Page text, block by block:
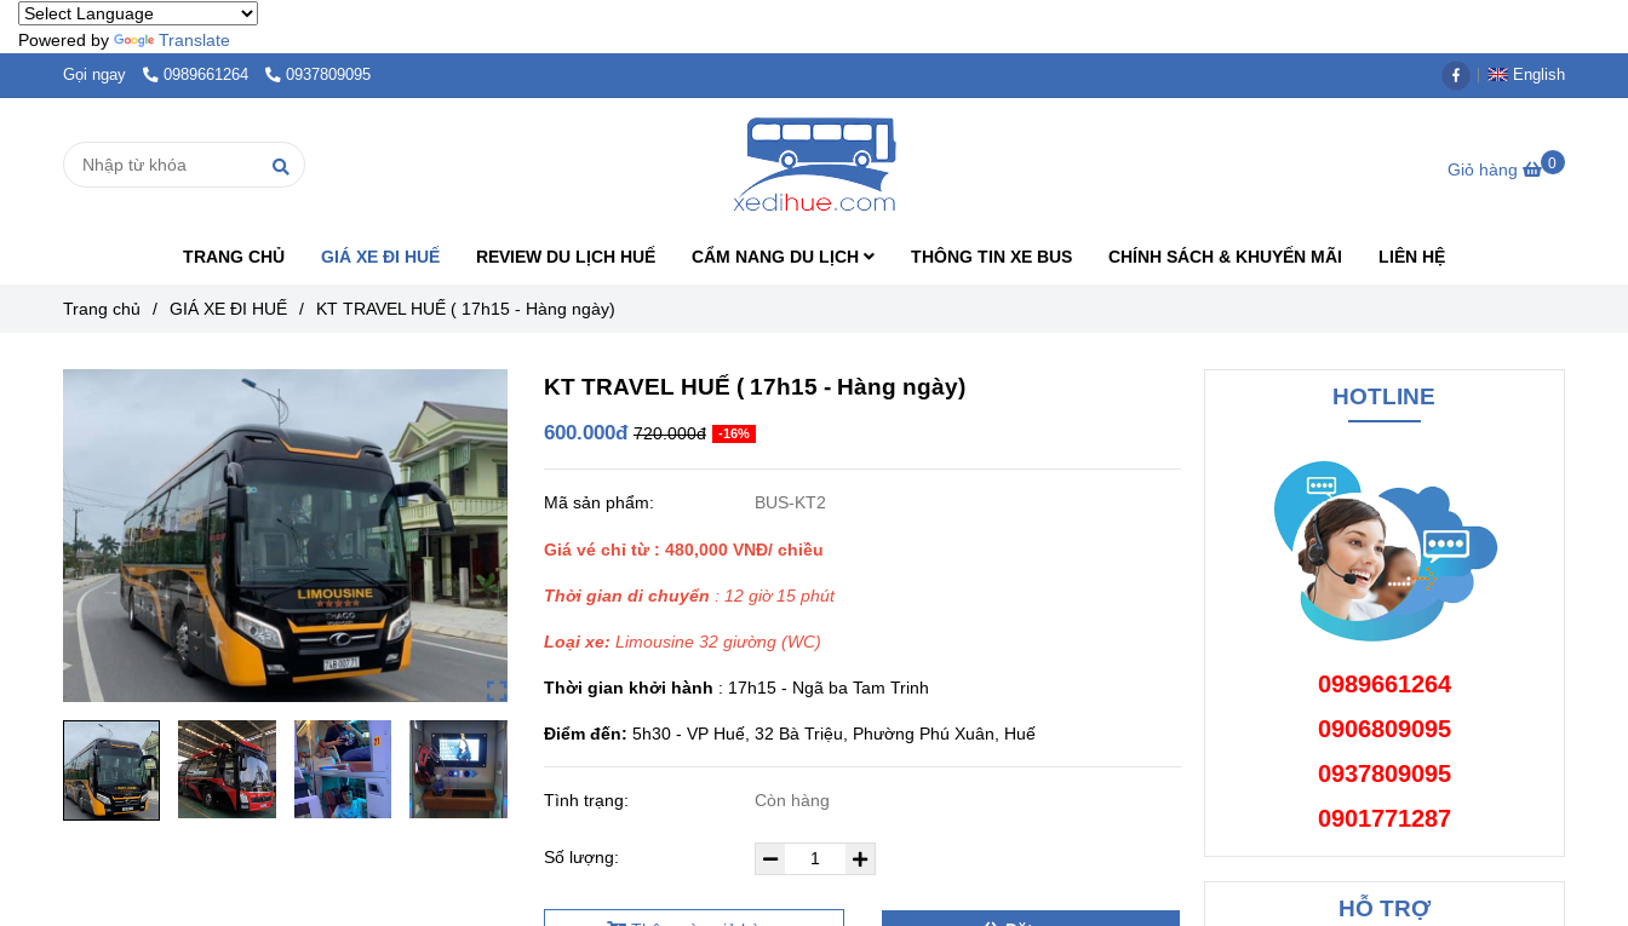
Powered by Translate
Gọi ngay 0989661264 0937809095 English
Giỏ hàng 0
TRANG CHỦ GIÁ XE ĐI HUẾ REVIEW DU LỊCH HUẾ CẨM NANG DU LỊCH THÔNG TIN XE BUS CHÍNH SÁCH & KHUYẾN MÃI LIÊN HỆ
Trang chủ / GIÁ XE ĐI HUẾ / KT TRAVEL HUẾ ( 17h15 - Hàng ngày)
KT TRAVEL HUẾ ( 17h15 - Hàng ngày)
600.000đ 720.000đ -16%
Mã sản phẩm: BUS-KT2
Giá vé chỉ từ : 480,000 VNĐ/ chiều
Thời gian di chuyển : 12 giờ 15 phút
Loại xe: Limousine 32 giường (WC)
Thời gian khởi hành : 17h15 - Ngã ba Tam Trinh
Điểm đến: 5h30 - VP Huế, 32 Bà Triệu, Phường Phú Xuân, Huế
Tình trạng: Còn hàng
Số lượng:
HOTLINE
0989661264
0906809095
0937809095
0901771287
HỖ TRỢ